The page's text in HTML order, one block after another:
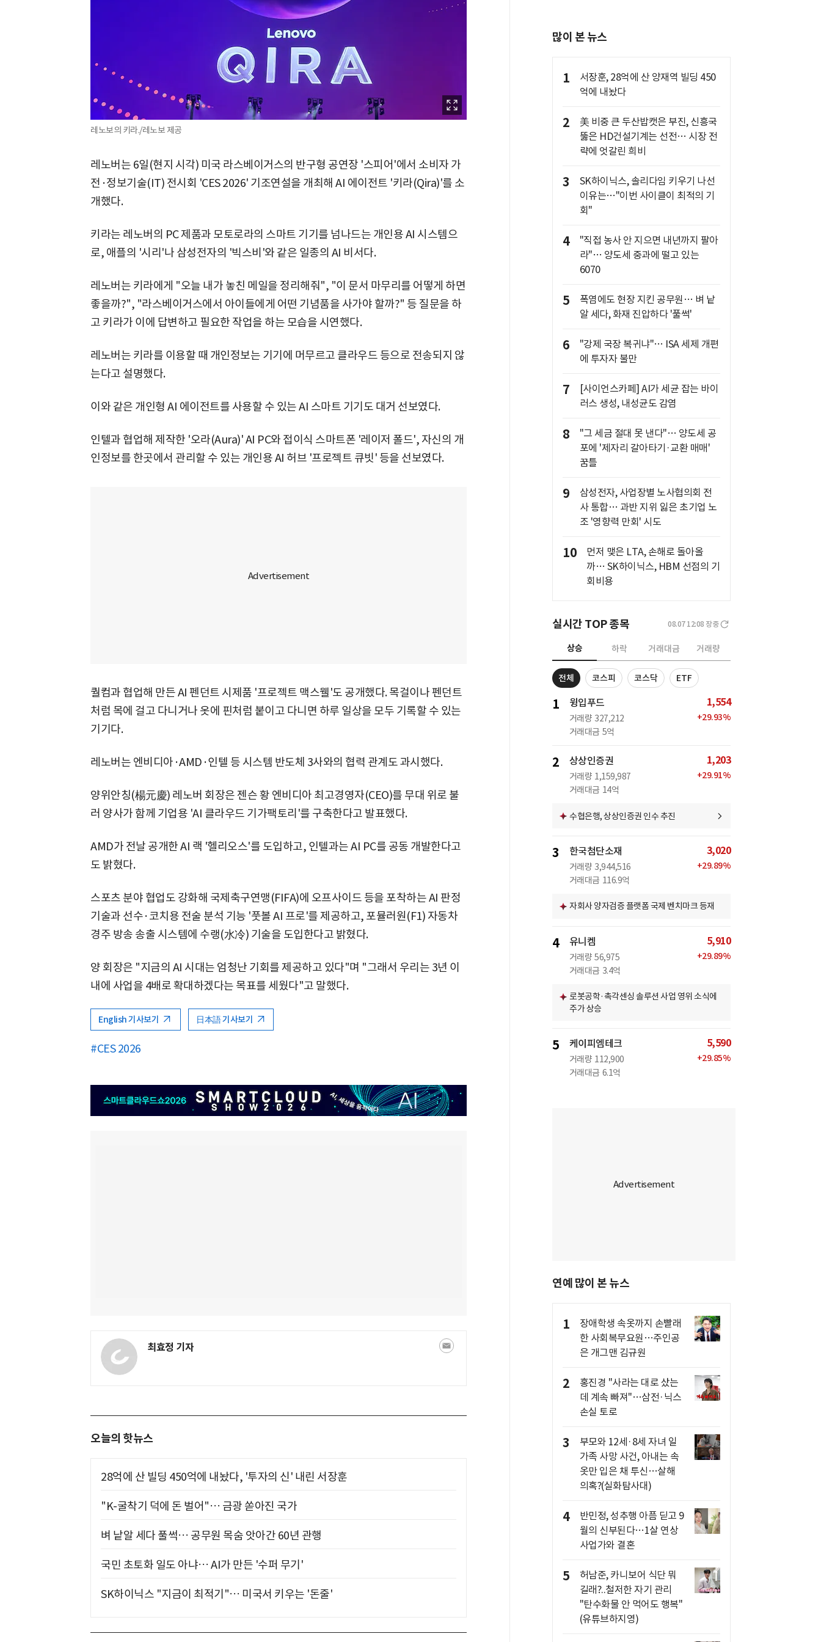
레노보의 키라./레노보 제공
레노버는 6일(현지 시각) 미국 라스베이거스의 반구형 공연장 '스피어'에서 소비자 가
전·정보기술(IT) 전시회 'CES 2026' 기조연설을 개최해 AI 에이전트 '키라(Qira)'를 소
개했다.
키라는 레노버의 PC 제품과 모토로라의 스마트 기기를 넘나드는 개인용 AI 시스템으
로, 애플의 '시리'나 삼성전자의 '빅스비'와 같은 일종의 AI 비서다.
레노버는 키라에게 "오늘 내가 놓친 메일을 정리해줘", "이 문서 마무리를 어떻게 하면
좋을까?", "라스베이거스에서 아이들에게 어떤 기념품을 사가야 할까?" 등 질문을 하
고 키라가 이에 답변하고 필요한 작업을 하는 모습을 시연했다.
레노버는 키라를 이용할 때 개인정보는 기기에 머무르고 클라우드 등으로 전송되지 않
는다고 설명했다.
이와 같은 개인형 AI 에이전트를 사용할 수 있는 AI 스마트 기기도 대거 선보였다.
인텔과 협업해 제작한 '오라(Aura)' AI PC와 접이식 스마트폰 '레이저 폴드', 자신의 개
인정보를 한곳에서 관리할 수 있는 개인용 AI 허브 '프로젝트 큐빗' 등을 선보였다.
퀄컴과 협업해 만든 AI 펜던트 시제품 '프로젝트 맥스웰'도 공개했다. 목걸이나 펜던트
처럼 목에 걸고 다니거나 옷에 핀처럼 붙이고 다니면 하루 일상을 모두 기록할 수 있는
기기다.
레노버는 엔비디아·AMD·인텔 등 시스템 반도체 3사와의 협력 관계도 과시했다.
양위안칭(楊元慶) 레노버 회장은 젠슨 황 엔비디아 최고경영자(CEO)를 무대 위로 불
러 양사가 함께 기업용 'AI 클라우드 기가팩토리'를 구축한다고 발표했다.
AMD가 전날 공개한 AI 랙 '헬리오스'를 도입하고, 인텔과는 AI PC를 공동 개발한다고
도 밝혔다.
스포츠 분야 협업도 강화해 국제축구연맹(FIFA)에 오프사이드 등을 포착하는 AI 판정
기술과 선수·코치용 전술 분석 기능 '풋볼 AI 프로'를 제공하고, 포뮬러원(F1) 자동차
경주 방송 송출 시스템에 수랭(水冷) 기술을 도입한다고 밝혔다.
양 회장은 "지금의 AI 시대는 엄청난 기회를 제공하고 있다"며 "그래서 우리는 3년 이
내에 사업을 4배로 확대하겠다는 목표를 세웠다"고 말했다.
English 기사보기 日本語 기사보기
#CES 2026
최효정 기자
오늘의 핫뉴스
28억에 산 빌딩 450억에 내놨다, '투자의 신' 내린 서장훈
"K-굴착기 덕에 돈 벌어"… 금광 쏟아진 국가
벼 낱알 세다 풀썩… 공무원 목숨 앗아간 60년 관행
국민 초토화 일도 아냐… AI가 만든 '수퍼 무기'
SK하이닉스 "지금이 최적기"… 미국서 키우는 '돈줄'
많이 본 뉴스
1
서장훈, 28억에 산 양재역 빌딩 450
억에 내놨다
2
美 비중 큰 두산밥캣은 부진, 신흥국
뚫은 HD건설기계는 선전… 시장 전
략에 엇갈린 희비
3
SK하이닉스, 솔리다임 키우기 나선
이유는…"이번 사이클이 최적의 기
회"
4
"직접 농사 안 지으면 내년까지 팔아
라"… 양도세 중과에 떨고 있는
6070
5
폭염에도 현장 지킨 공무원… 벼 낱
알 세다, 화재 진압하다 '풀썩'
6
"강제 국장 복귀냐"… ISA 세제 개편
에 투자자 불만
7
[사이언스카페] AI가 세균 잡는 바이
러스 생성, 내성균도 감염
8
"그 세금 절대 못 낸다"… 양도세 공
포에 '제자리 갈아타기·교환 매매'
꿈틀
9
삼성전자, 사업장별 노사협의회 전
사 통합… 과반 지위 잃은 초기업 노
조 '영향력 만회' 시도
10
먼저 맺은 LTA, 손해로 돌아올
까… SK하이닉스, HBM 선점의 기
회비용
실시간 TOP 종목 08.07 12:08 장중
상승 하락 거래대금 거래량
전체 코스피 코스닥 ETF
1 윙입푸드
거래량 327,212
거래대금 5억
1,554
+29.93%
2 상상인증권
거래량 1,159,987
거래대금 14억
1,203
+29.91%
수협은행, 상상인증권 인수 추진
3 한국첨단소재
거래량 3,944,516
거래대금 116.9억
3,020
+29.89%
자회사 양자검증 플랫폼 국제 벤치마크 등재
4 유니켐
거래량 56,975
거래대금 3.4억
5,910
+29.89%
로봇공학·촉각센싱 솔루션 사업 영위 소식에
주가 상승
5 케이피엠테크
거래량 112,900
거래대금 6.1억
5,590
+29.85%
연예 많이 본 뉴스
1
장애학생 속옷까지 손빨래
한 사회복무요원…주인공
은 개그맨 김규원
2
홍진경 "사라는 대로 샀는
데 계속 빠져"…삼전·닉스
손실 토로
3
부모와 12세·8세 자녀 일
가족 사망 사건, 아내는 속
옷만 입은 채 투신…살해
의혹?(실화탐사대)
4
반민정, 성추행 아픔 딛고 9
월의 신부된다…1살 연상
사업가와 결혼
5
허남준, 카니보어 식단 뭐
길래?..철저한 자기 관리
"탄수화물 안 먹어도 행복"
(유튜브하지영)